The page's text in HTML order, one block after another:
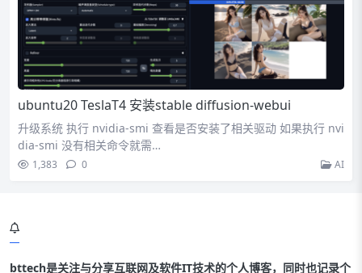
ubuntu20 TeslaT4 安装stable diffusion-webui
升级系统 执行 nvidia-smi 查看是否安装了相关驱动 如果执行 nvi
dia-smi 没有相关命令就需…
1,383 0 AI
bttech是关注与分享互联网及软件IT技术的个人博客，同时也记录个